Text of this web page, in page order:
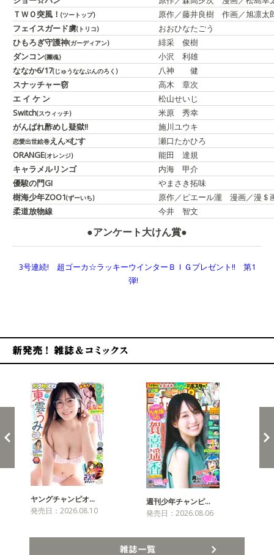
ＴＷＯ突風！ (ツートップ)
原作／藤井良樹 作画／旭凛太
フェイスガード虜(トリコ)
おおひなたごう
ひもろぎ守護神(ガーディアン)
緋采 俊樹
ダンコン(團魂)
小沢 利雄
ななか6/17(じゅうななぶんのろく)
八神 健
スナッチャー窃
高木 章次
エ イ ケ ン
松山せいじ
Switch(スウィッチ)
米原 秀幸
がんばれ酢めし疑獄!!
施川ユウキ
恋愛出世絵巻えん×むす
瀬口たかひろ
ORANGE(オレンジ)
能田 達規
キャラメルリンゴ
内海 甲介
優駿の門GI
やまさき拓味
樹海少年ZOO1(ずーいち)
原作／ピエール瀧 漫画／漫＄
柔道放物線
今井 智文
●アンケート大けん賞●
3号連続! 超ゴーカ☆ラッキーウインターＢＩＧプレゼント!! 第1
弾!
ヤングチャンピオ…
発売日：2026.08.10
週刊少年チャンピ…
発売日：2026.08.06